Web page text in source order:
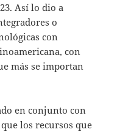
Así lo dio a
o
con
con
más se importan
en conjunto con
los recursos que